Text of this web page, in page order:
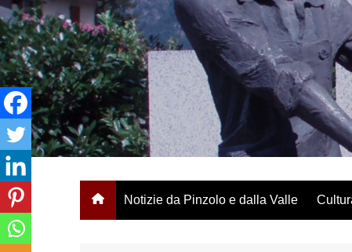
Salta
al
contenuto
Notizie da Pinzolo e dalla Valle